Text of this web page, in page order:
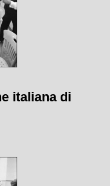
italiana di